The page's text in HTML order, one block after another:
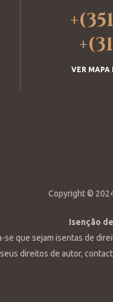
VER MAPA
Copyright ©
Isenção
que sejam isentas de
direitos de autor,